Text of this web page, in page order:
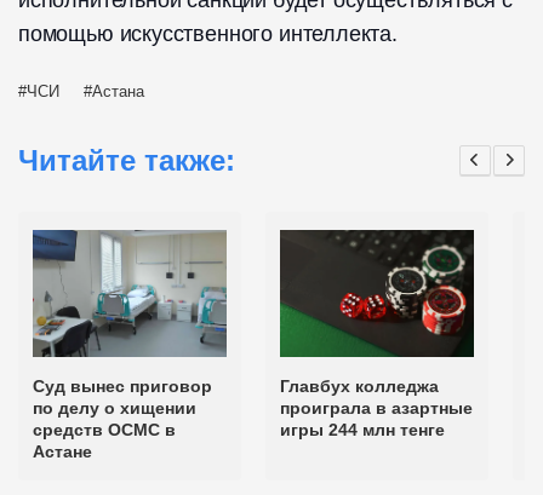
помощью искусственного интеллекта.
ЧСИ Астана
Читайте также:
Суд вынес приговор
по делу о хищении
средств ОСМС в
Астане
Главбух колледжа
проиграла в азартные
игры 244 млн тенге